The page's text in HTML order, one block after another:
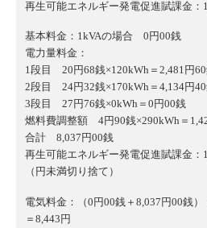
再生可能エネルギー発電促進賦課金：
基本料金：1kVAの場合 0円00銭
電力量料金：
1段目 20円68銭×120kWh＝2,481円
2段目 24円32銭×170kWh＝4,134円
3段目 27円76銭×0kWh＝0円00銭
燃料費調整額 4円90銭×290kWh＝
合計 8,037円00銭
再生可能エネルギー発電促進賦課金：
（円未満切り捨て）
電気料金：（0円00銭＋8,037円00銭
＝8,443円